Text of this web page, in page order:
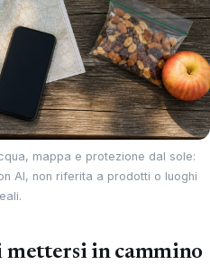
mappa e protezione dal sole:
AI, non riferita a prodotti o luoghi
mettersi in cammino